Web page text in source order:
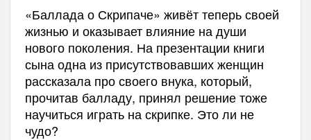
«Баллада о Скрипаче» живёт теперь своей
жизнью и оказывает влияние на души
нового поколения. На презентации книги
сына одна из присутствовавших женщин
рассказала про своего внука, который,
прочитав балладу, принял решение тоже
научиться играть на скрипке. Это ли не
чудо?